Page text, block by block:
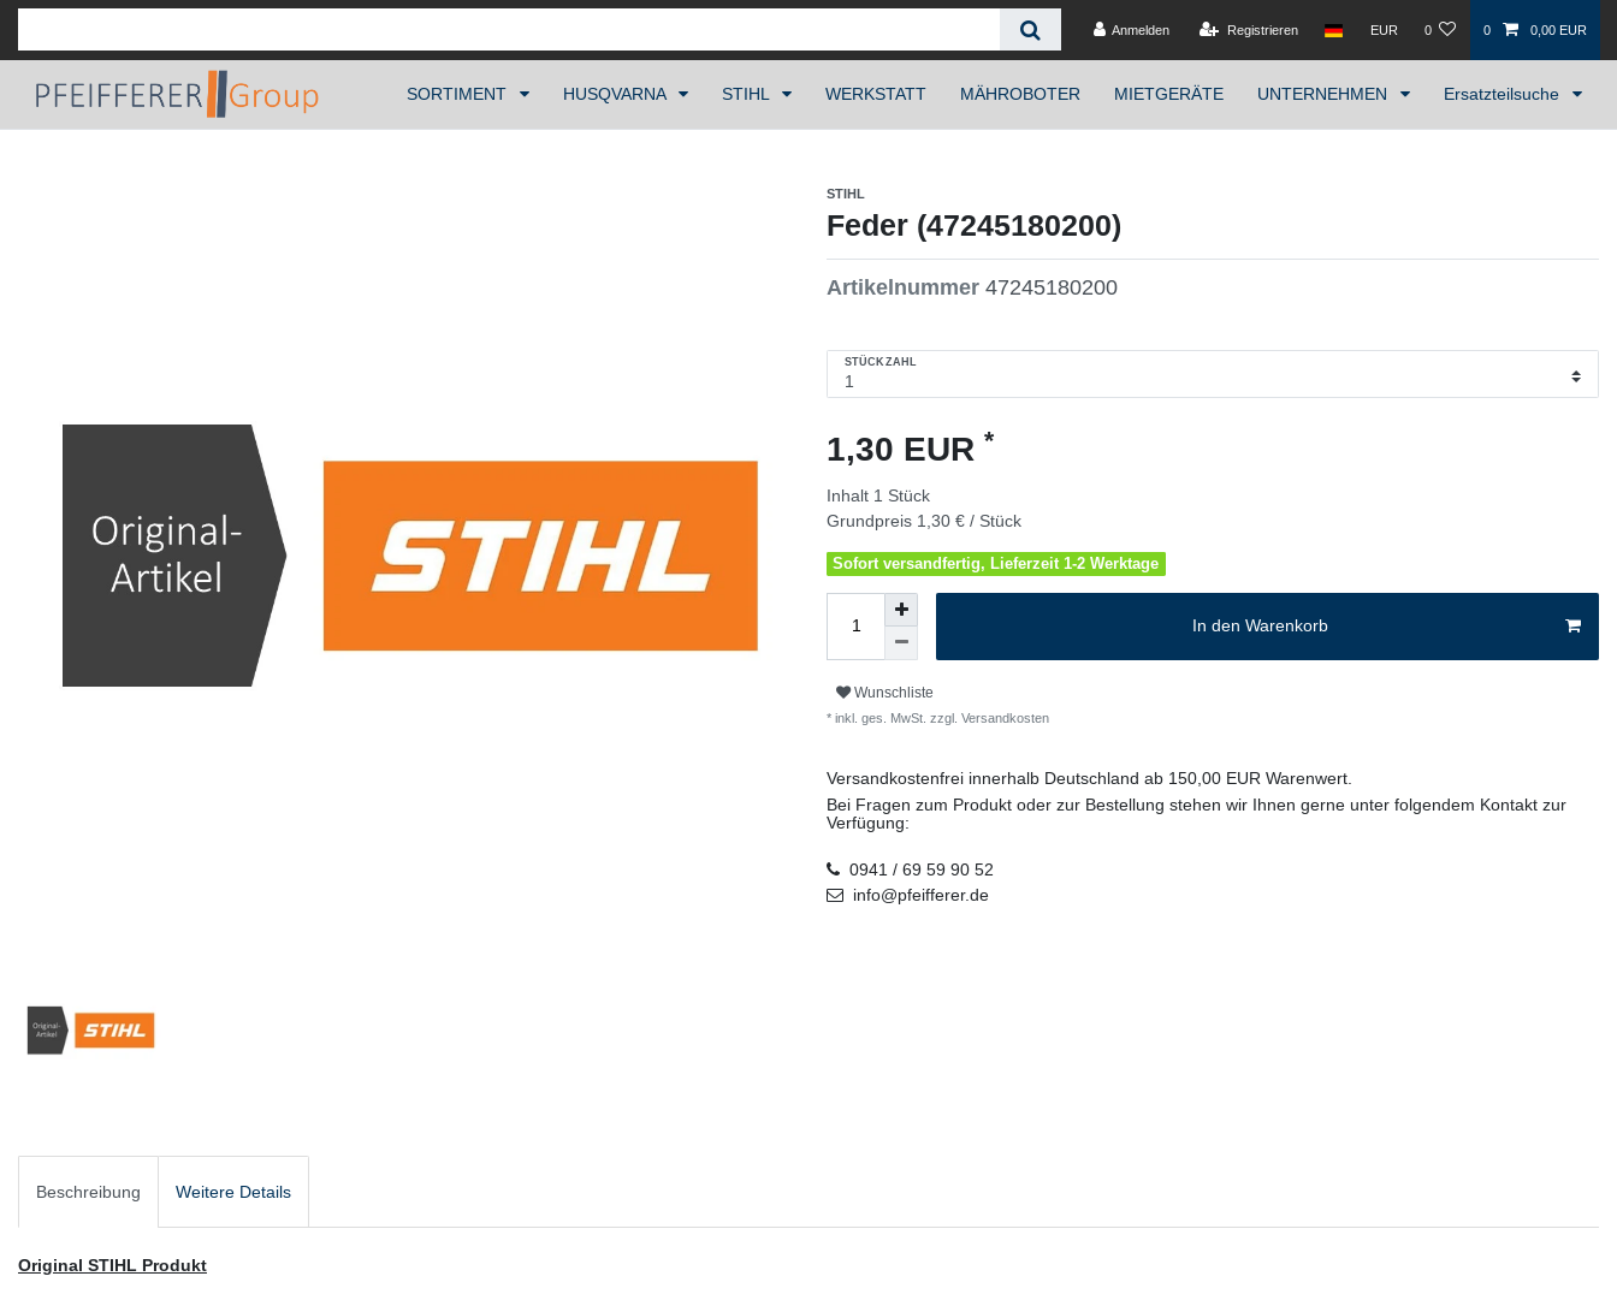
Anmelden Registrieren EUR 0 0 0,00 EUR
SORTIMENT HUSQVARNA STIHL WERKSTATT MÄHROBOTER MIETGERÄTE UNTERNEHMEN Ersatzteilsuche
STIHL
Feder (47245180200)
Artikelnummer 47245180200
STÜCKZAHL
1,30 EUR *
Inhalt 1 Stück
Grundpreis 1,30 € / Stück
Sofort versandfertig, Lieferzeit 1-2 Werktage
In den Warenkorb
Wunschliste
* inkl. ges. MwSt. zzgl. Versandkosten
Versandkostenfrei innerhalb Deutschland ab 150,00 EUR Warenwert.
Bei Fragen zum Produkt oder zur Bestellung stehen wir Ihnen gerne unter folgendem Kontakt zur
Verfügung:
0941 / 69 59 90 52
info@pfeifferer.de
Beschreibung Weitere Details
Original STIHL Produkt